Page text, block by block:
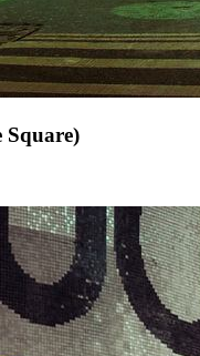
Square)